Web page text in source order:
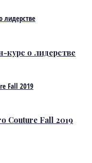
курс о лидерстве
Couture Fall 2019